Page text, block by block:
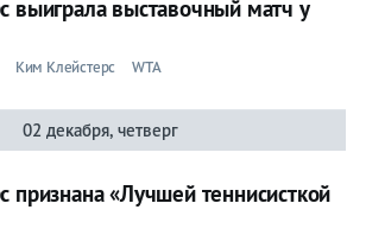
выиграла выставочный матч у
Ким Клейстерс WTA
02 декабря, четверг
признана «Лучшей теннисисткой